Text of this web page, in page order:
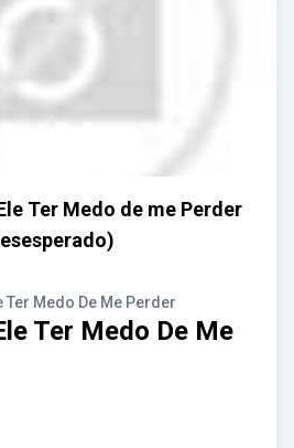
Ter Medo de me Perder
Ter Medo De Me Perder
Ter Medo De Me